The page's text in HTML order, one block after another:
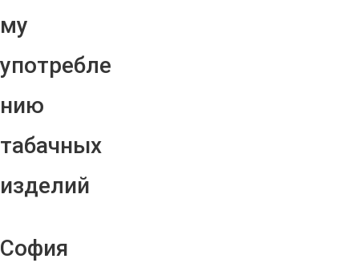
му
употребле
нию
табачных
изделий
София